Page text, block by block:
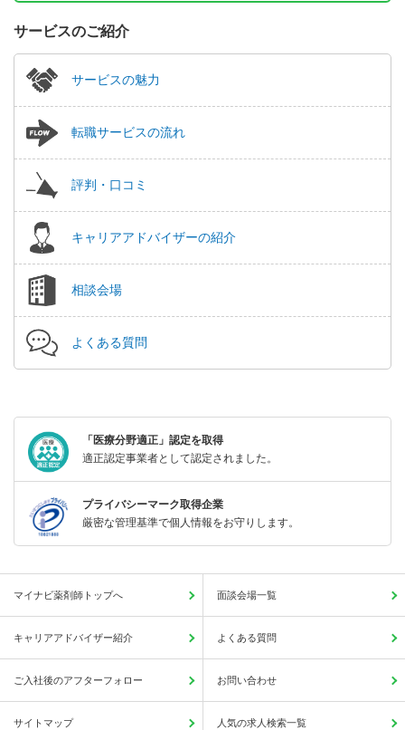
サービスのご紹介
サービスの魅力
転職サービスの流れ
評判・口コミ
キャリアアドバイザーの紹介
相談会場
よくある質問
「医療分野適正」認定を取得
適正認定事業者として認定されました。
プライバシーマーク取得企業
厳密な管理基準で個人情報をお守りします。
マイナビ薬剤師トップへ 面談会場一覧
キャリアアドバイザー紹介 よくある質問
ご入社後のアフターフォロー お問い合わせ
サイトマップ 人気の求人検索一覧